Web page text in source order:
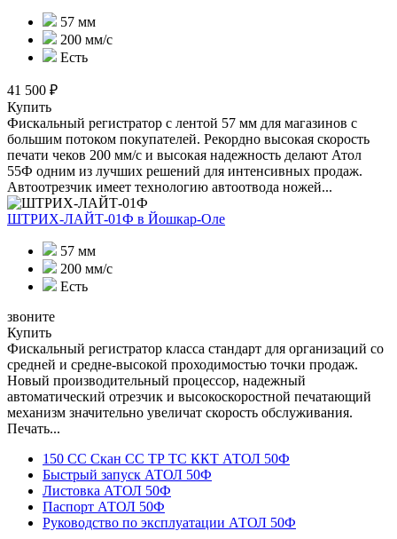
57 мм
200 мм/с
Есть
41 500 ₽
Купить
Фискальный регистратор с лентой 57 мм для магазинов с
большим потоком покупателей. Рекордно высокая скорость
печати чеков 200 мм/с и высокая надежность делают Атол
55Ф одним из лучших решений для интенсивных продаж.
Автоотрезчик имеет технологию автоотвода ножей...
ШТРИХ-ЛАЙТ-01Ф в Йошкар-Оле
57 мм
200 мм/с
Есть
звоните
Купить
Фискальный регистратор класса стандарт для организаций со
средней и средне-высокой проходимостью точки продаж.
Новый производительный процессор, надежный
автоматический отрезчик и высокоскоростной печатающий
механизм значительно увеличат скорость обслуживания.
Печать...
150 СС Скан СС ТР ТС ККТ АТОЛ 50Ф
Быстрый запуск АТОЛ 50Ф
Листовка АТОЛ 50Ф
Паспорт АТОЛ 50Ф
Руководство по эксплуатации АТОЛ 50Ф